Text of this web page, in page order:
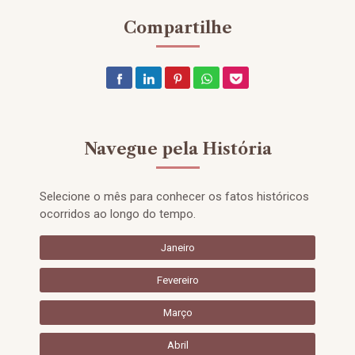
Compartilhe
Navegue pela História
Selecione o mês para conhecer os fatos históricos
ocorridos ao longo do tempo.
Janeiro
Fevereiro
Março
Abril